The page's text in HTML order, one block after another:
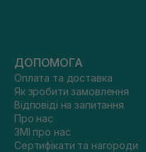
ДОПОМОГА
Оплата та доставка
Як зробити замовлення
Відповіді на запитання
Про нас
ЗМІ про нас
Сертифікати та нагороди